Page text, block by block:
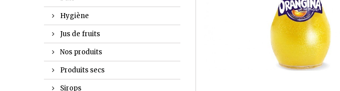
Hygiène
Jus de fruits
Nos produits
Produits secs
Sirops